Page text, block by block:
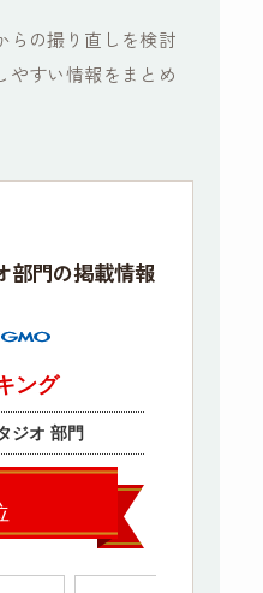
らの撮り直しを検討
やすい情報をまとめ
部門の掲載情報